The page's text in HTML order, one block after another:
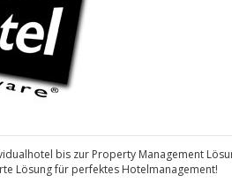
bis zur Property Management
Lösung für perfektes Hotelmanagement!